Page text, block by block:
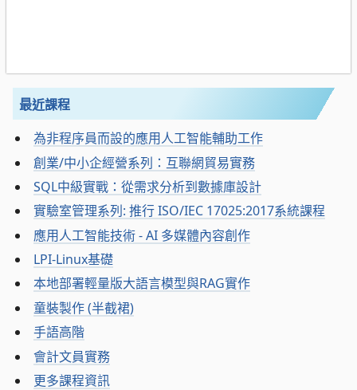
最近課程
為非程序員而設的應用人工智能輔助工作
創業/中小企經營系列：互聯網貿易實務
SQL中級實戰：從需求分析到數據庫設計
實驗室管理系列: 推行 ISO/IEC 17025:2017系統課程
應用人工智能技術 - AI 多媒體內容創作
LPI-Linux基礎
本地部署輕量版大語言模型與RAG實作
童裝製作 (半截裙)
手語高階
會計文員實務
更多課程資訊